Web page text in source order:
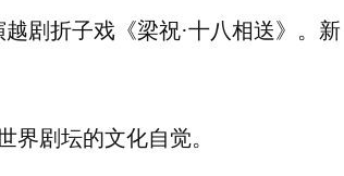
剧折子戏《梁祝·十八相送》。新
界剧坛的文化自觉。